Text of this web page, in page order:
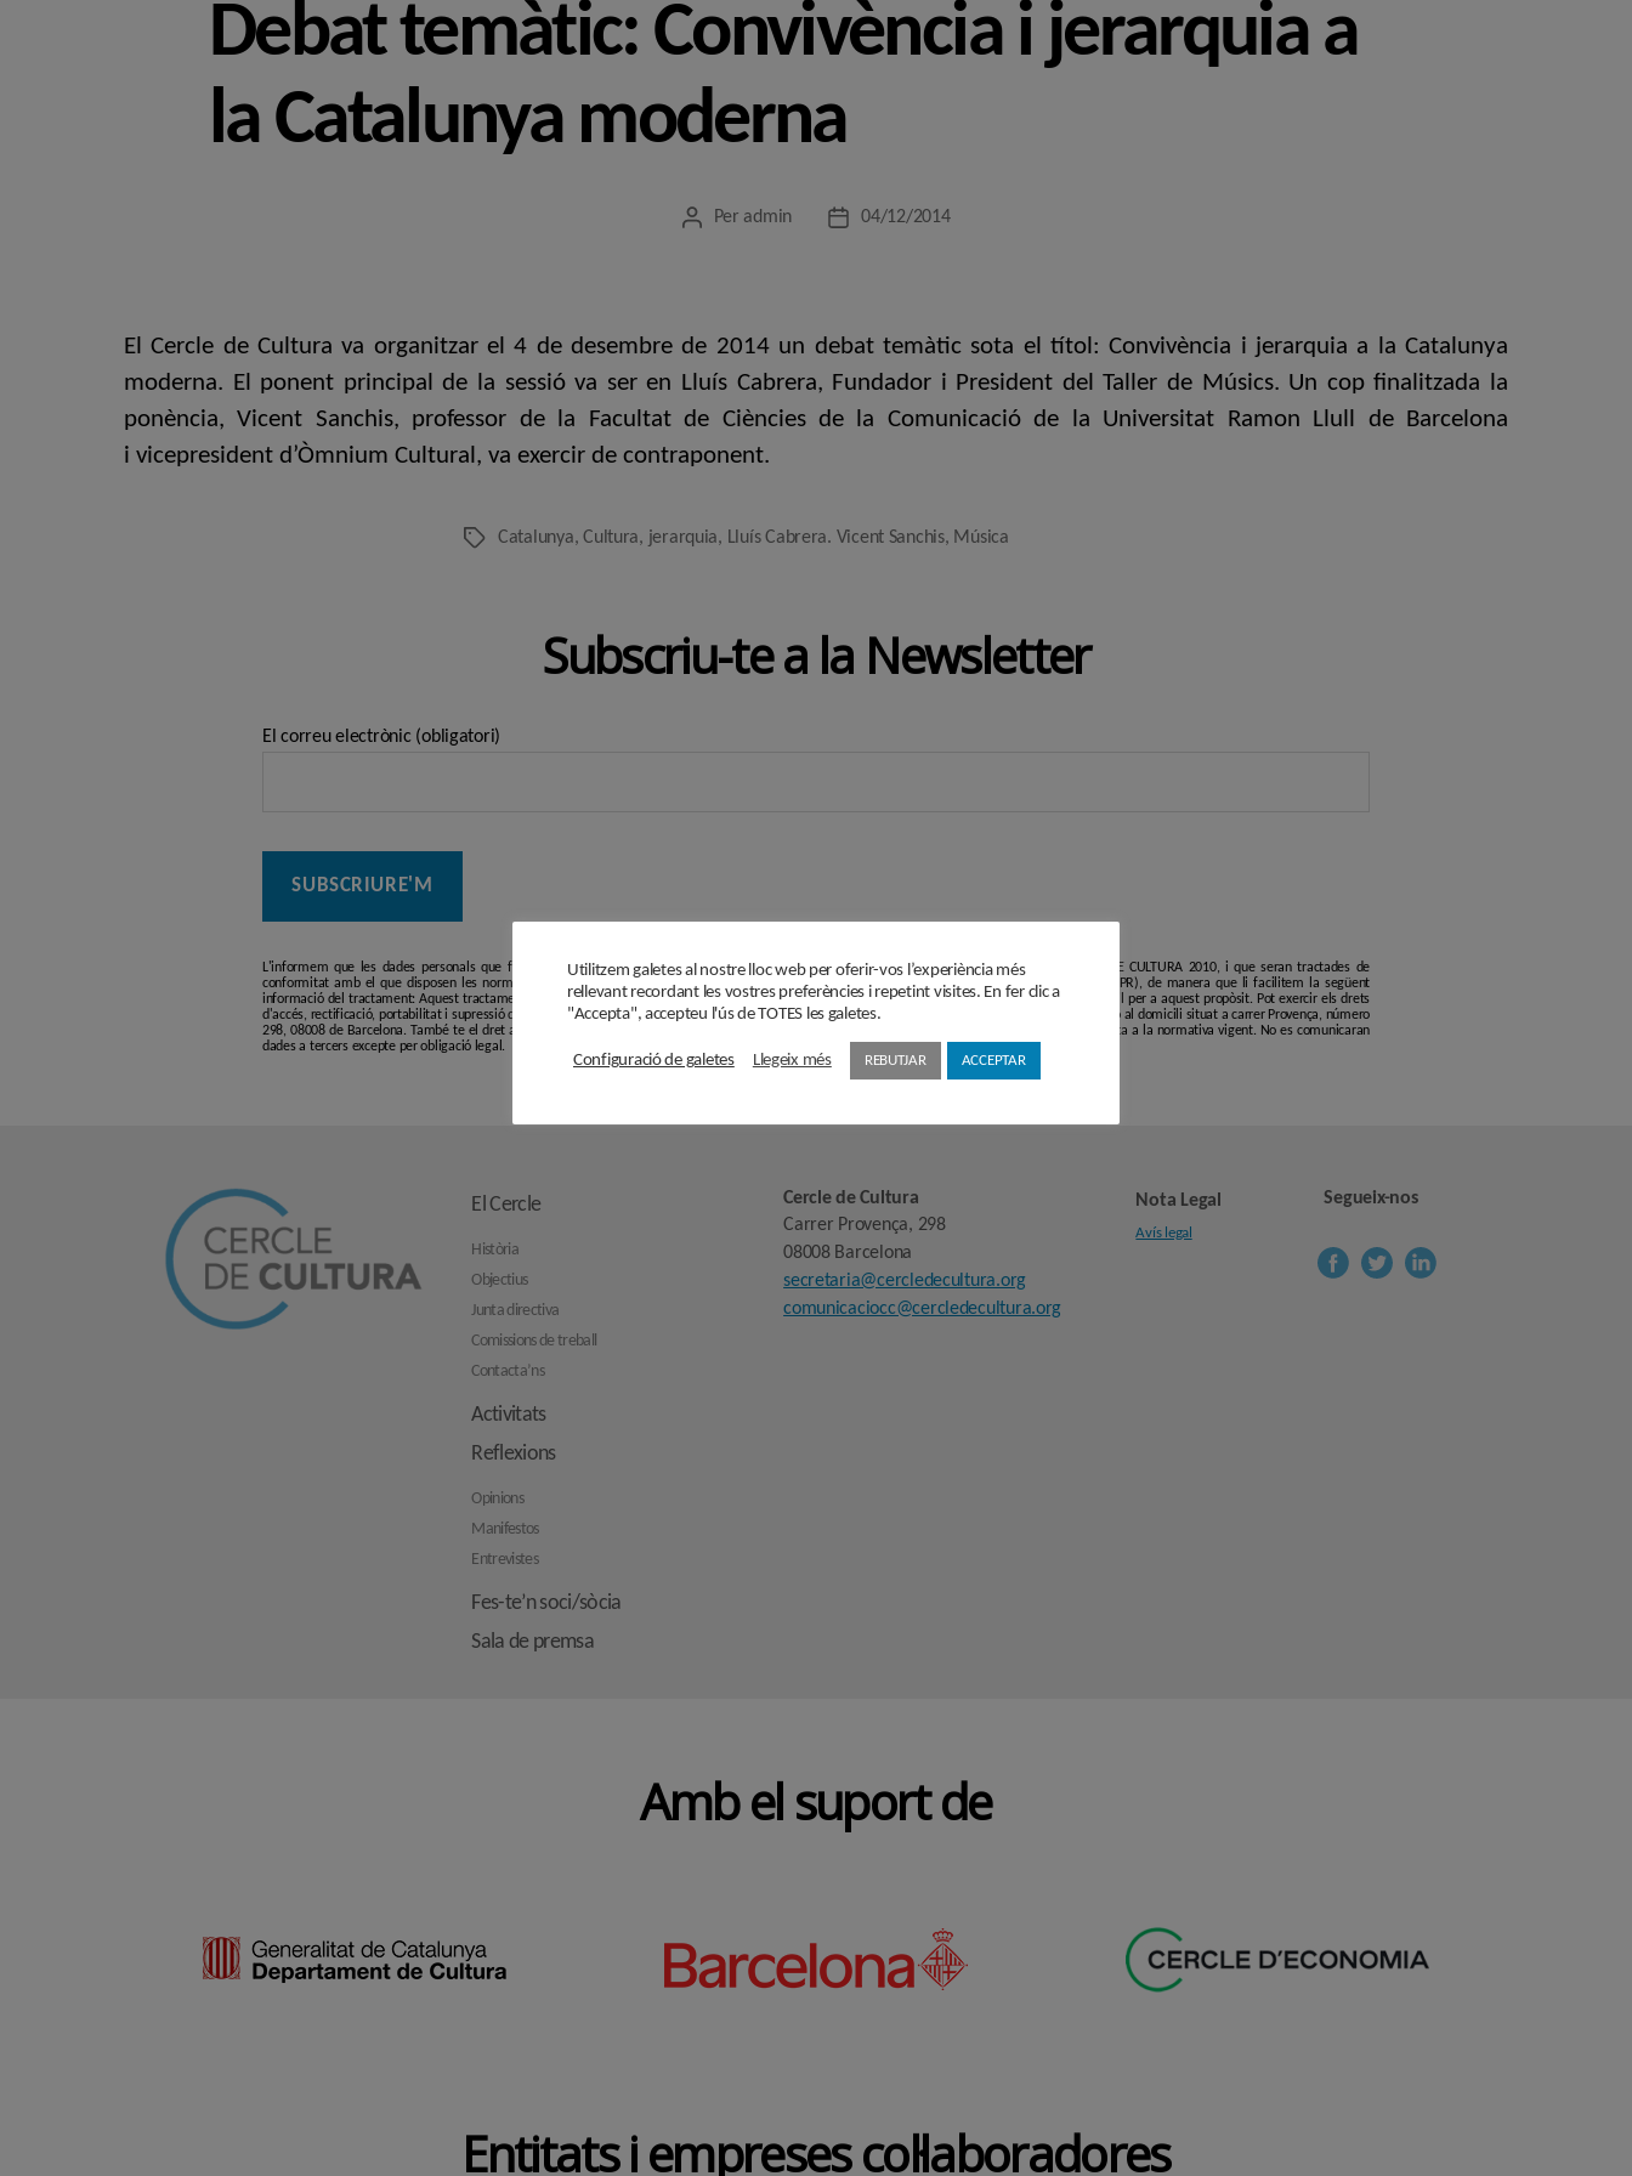
Debat temàtic: Convivència i jerarquia a
la Catalunya moderna
Autor
Per admin
Data04/12/2014
El Cercle de Cultura va organitzar el 4 de desembre de 2014 un debat temàtic sota el títol: Convivència i jerarquia a la Catalunya
moderna. El ponent principal de la sessió va ser en Lluís Cabrera, Fundador i President del Taller de Músics. Un cop finalitzada la
ponència, Vicent Sanchis, professor de la Facultat de Ciències de la Comunicació de la Universitat Ramon Llull de Barcelona
i vicepresident d’Òmnium Cultural, va exercir de contraponent.
EtiquetesCatalunya,Cultura, jerarquia, Lluís Cabrera. Vicent Sanchis, Música
Subscriu-te a la Newsletter
El correu electrònic (obligatori)
L'informem que les dades personals que faciliti en aquest formulari passaran a formar part d'un fitxer responsabilitat de ASSOCIACIÓ CERCLE DE CULTURA 2010, i que seran tractades de
conformitat amb el que disposen les normatives vigents en protecció de dades personals, el Reglament (UE) 2016/679 de 27 d'abril de 2016 (GDPR), de manera que li facilitem la següent
informació del tractament: Aquest tractament té per finalitat l'enviament de newsletters informatives amb la possibilitat de fer segmentació de perfil per a aquest propòsit. Pot exercir els drets
d'accés, rectificació, portabilitat i supressió de les seves dades i de la limitació o oposició al seu tractament en l'e-mail
o al domicili situat a carrer Provença, número
298, 08008 de Barcelona. També te el dret a presentar una reclamació davant l'Autoritat de control (aepd.es) si considera que el tractament no s'ajusta a la normativa vigent. No es comunicaran
dades a tercers excepte per obligació legal.
El Cercle
Història
Objectius
Junta directiva
Comissions de treball
Contacta’ns
Activitats
Reflexions
Opinions
Manifestos
Entrevistes
Fes-te’n soci/sòcia
Sala de premsa
Cercle de Cultura
Carrer Provença, 298
08008 Barcelona
secretaria@cercledecultura.org
comunicaciocc@cercledecultura.org
Nota Legal
Avís legal
Segueix-nos
Amb el suport de
Entitats i empreses col·laboradores
Utilitzem galetes al nostre lloc web per oferir-vos l’experiència més
rellevant recordant les vostres preferències i repetint visites. En fer clic a
"Accepta", accepteu l'ús de TOTES les galetes.
Configuració de galetes Llegeix més REBUTJAR ACCEPTAR